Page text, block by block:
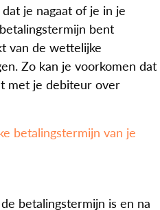
je nagaat of je in je
bent
van de wettelijke
Zo kan je voorkomen dat
met je debiteur over
betalingstermijn van je
betalingstermijn is en na